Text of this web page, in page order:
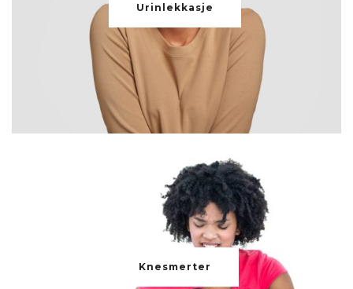
Urinlekkasje
Knesmerter